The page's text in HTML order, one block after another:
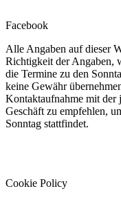
Facebook
Alle Angaben auf dieser
Richtigkeit der Angaben,
die Termine zu den
keine Gewähr
Kontaktaufnahme mit der
Geschäft zu empfehlen,
Sonntag stattfindet.
Cookie Policy